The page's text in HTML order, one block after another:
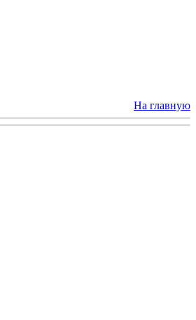
На главную